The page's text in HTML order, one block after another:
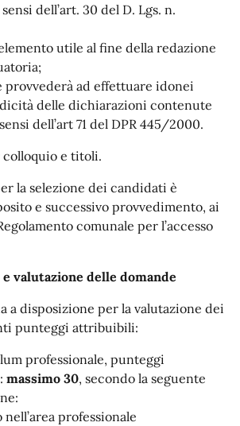
dell’art. 30 del D. Lgs. n.
utile al fine della redazione
provvederà ad effettuare idonei
delle dichiarazioni contenute
dell’art 71 del DPR 445/2000.
colloquio e titoli.
la selezione dei candidati è
e successivo provvedimento, ai
comunale per l’accesso
valutazione delle domande
a disposizione per la valutazione dei
punteggi attribuibili:
professionale, punteggi
massimo 30, secondo la seguente
professionale